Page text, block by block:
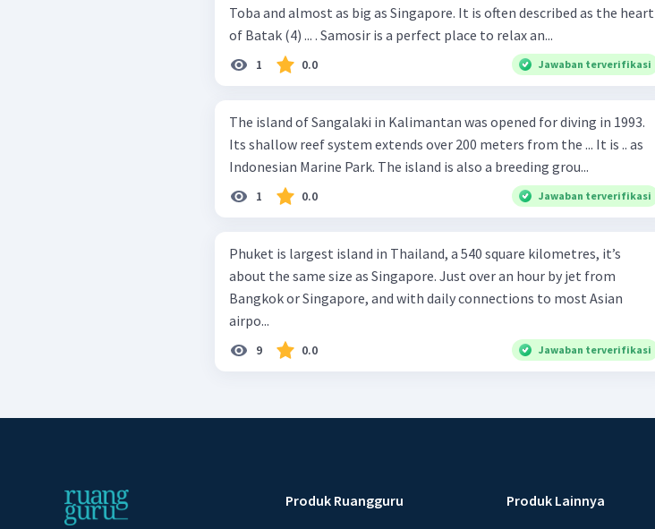
Toba and almost as big as Singapore. It is often described as the heart
of Batak (4) ... . Samosir is a perfect place to relax an...
1 0.0 Jawaban terverifikasi
The island of Sangalaki in Kalimantan was opened for diving in 1993.
Its shallow reef system extends over 200 meters from the ... It is .. as
Indonesian Marine Park. The island is also a breeding grou...
1 0.0 Jawaban terverifikasi
Phuket is largest island in Thailand, a 540 square kilometres, it’s
about the same size as Singapore. Just over an hour by jet from
Bangkok or Singapore, and with daily connections to most Asian
airpo...
9 0.0 Jawaban terverifikasi
Produk Ruangguru Produk Lainnya